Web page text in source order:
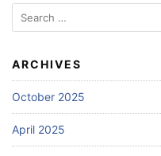
Search
for:
ARCHIVES
October 2025
April 2025